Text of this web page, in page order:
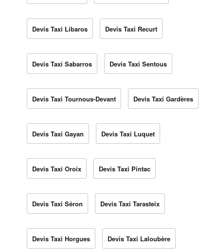
Devis Taxi Libaros Devis Taxi Recurt
Devis Taxi Sabarros Devis Taxi Sentous
Devis Taxi Tournous-Devant Devis Taxi Gardères
Devis Taxi Gayan Devis Taxi Luquet
Devis Taxi Oroix Devis Taxi Pintac
Devis Taxi Séron Devis Taxi Tarasteix
Devis Taxi Horgues Devis Taxi Laloubère